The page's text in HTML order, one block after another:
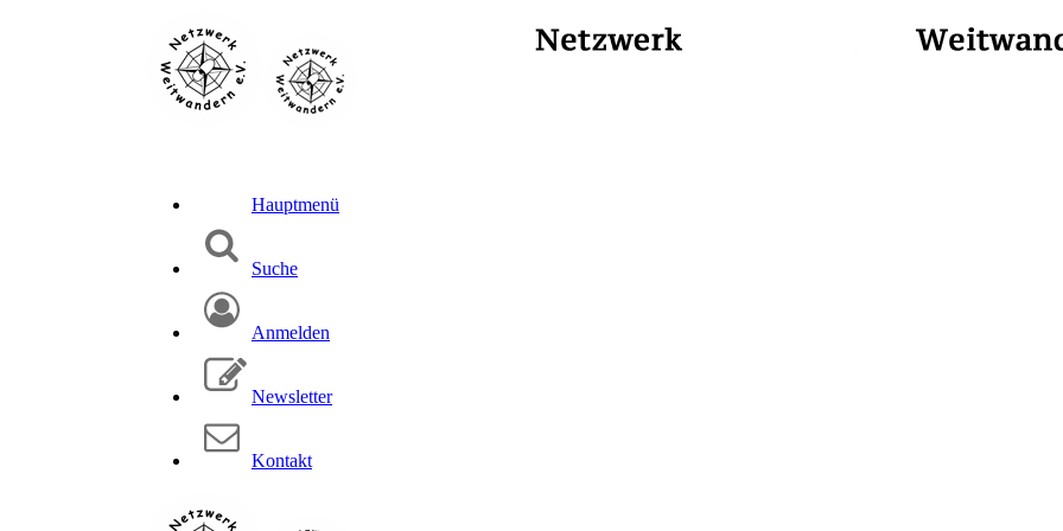
Hauptmenü
Suche
Anmelden
Newsletter
Kontakt